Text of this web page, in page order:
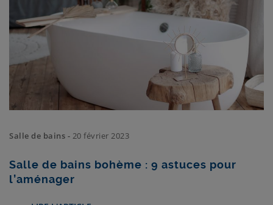
Salle de bains - 20 février 2023
Salle de bains bohème : 9 astuces pour
l’aménager